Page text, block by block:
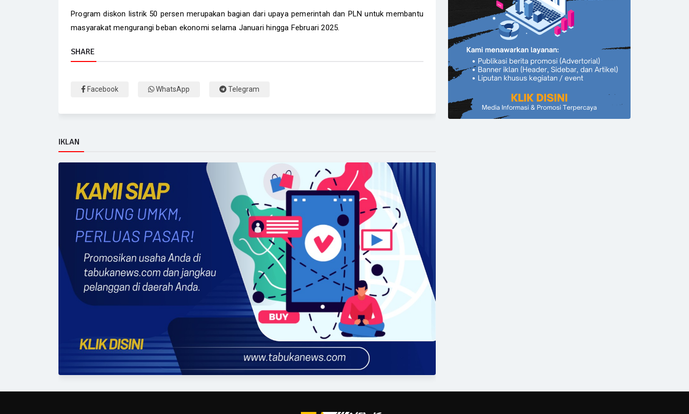
Program diskon listrik 50 persen merupakan bagian dari upaya pemerintah dan PLN untuk membantu
masyarakat mengurangi beban ekonomi selama Januari hingga Februari 2025.
SHARE
Facebook WhatsApp Telegram
IKLAN